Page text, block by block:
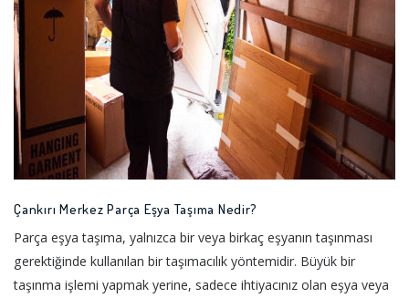
Çankırı Merkez Parça Eşya Taşıma Nedir?
Parça eşya taşıma, yalnızca bir veya birkaç eşyanın taşınması
gerektiğinde kullanılan bir taşımacılık yöntemidir. Büyük bir
taşınma işlemi yapmak yerine, sadece ihtiyacınız olan eşya veya